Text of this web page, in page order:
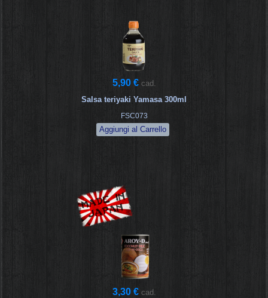
5,90 € cad.
Salsa teriyaki Yamasa 300ml
FSC073
3,30 € cad.